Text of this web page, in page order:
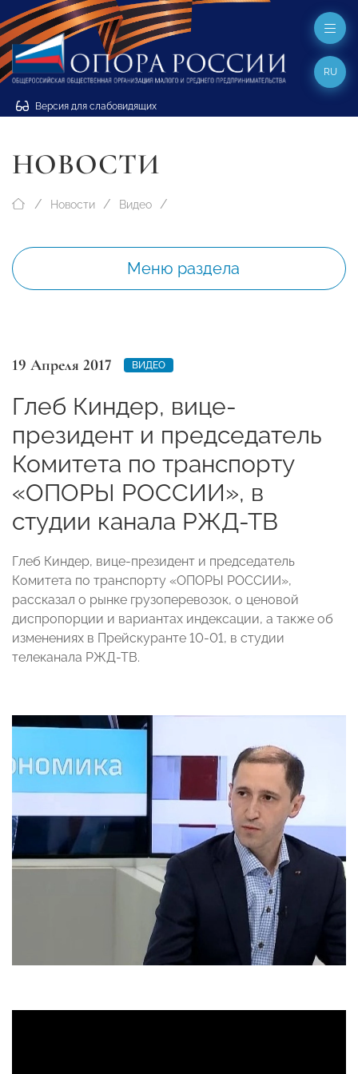
Версия для слабовидящих
RU
НОВОСТИ
Новости Видео
Меню раздела
19 Апреля 2017 ВИДЕО
Глеб Киндер, вице-
президент и председатель
Комитета по транспорту
«ОПОРЫ РОССИИ», в
студии канала РЖД-ТВ
Глеб Киндер, вице-президент и председатель
Комитета по транспорту «ОПОРЫ РОССИИ»,
рассказал о рынке грузоперевозок, о ценовой
диспропорции и вариантах индексации, а также об
изменениях в Прейскуранте 10-01, в студии
телеканала РЖД-ТВ.